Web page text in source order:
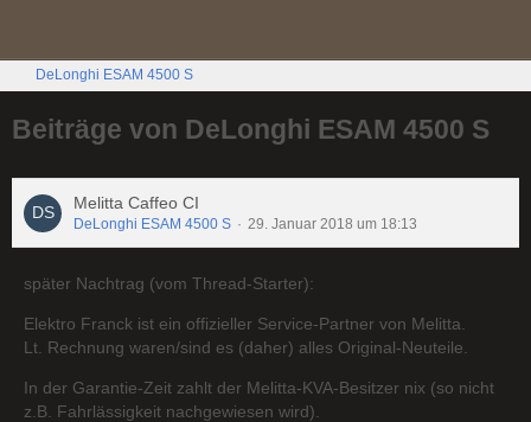
DeLonghi ESAM 4500 S
Beiträge von DeLonghi ESAM 4500 S
Melitta Caffeo CI
DeLonghi ESAM 4500 S 29. Januar 2018 um 18:13
später Nachtrag (vom Thread-Starter):
Elektro Franck ist ein offizieller Service-Partner von Melitta.
Lt. Rechnung waren/sind es (daher) alles Original-Neuteile.
In der Garantie-Zeit zahlt der Melitta-KVA-Besitzer nix (so nicht
z.B. Fahrlässigkeit nachgewiesen wird).